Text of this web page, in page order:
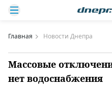
Главная Новости Днепра
Массовые
нет водоснабжения